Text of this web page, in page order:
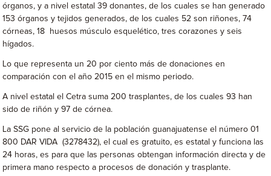
órganos, y a nivel estatal 39 donantes, de los cuales se han generado
153 órganos y tejidos generados, de los cuales 52 son riñones, 74
córneas, 18 huesos músculo esquelético, tres corazones y seis
hígados.
Lo que representa un 20 por ciento más de donaciones en
comparación con el año 2015 en el mismo periodo.
A nivel estatal el Cetra suma 200 trasplantes, de los cuales 93 han
sido de riñón y 97 de córnea.
La SSG pone al servicio de la población guanajuatense el número 01
800 DAR VIDA (3278432), el cual es gratuito, es estatal y funciona las
24 horas, es para que las personas obtengan información directa y de
primera mano respecto a procesos de donación y trasplante.